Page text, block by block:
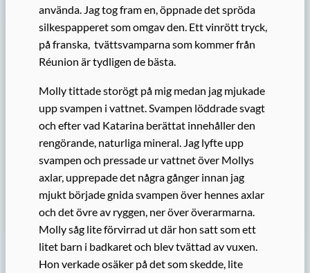
använda. Jag tog fram en, öppnade det spröda
silkespapperet som omgav den. Ett vinrött tryck,
på franska, tvättsvamparna som kommer från
Réunion är tydligen de bästa.
Molly tittade storögt på mig medan jag mjukade
upp svampen i vattnet. Svampen löddrade svagt
och efter vad Katarina berättat innehåller den
rengörande, naturliga mineral. Jag lyfte upp
svampen och pressade ur vattnet över Mollys
axlar, upprepade det några gånger innan jag
mjukt började gnida svampen över hennes axlar
och det övre av ryggen, ner över överarmarna.
Molly såg lite förvirrad ut där hon satt som ett
litet barn i badkaret och blev tvättad av vuxen.
Hon verkade osäker på det som skedde, lite